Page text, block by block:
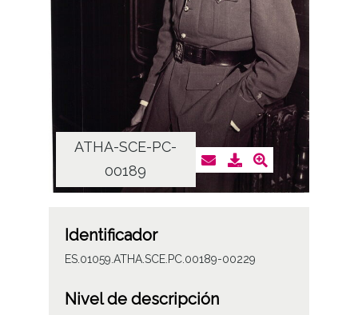
ATHA-SCE-PC-
00189
Identificador
ES.01059.ATHA.SCE.PC.00189-00229
Nivel de descripción